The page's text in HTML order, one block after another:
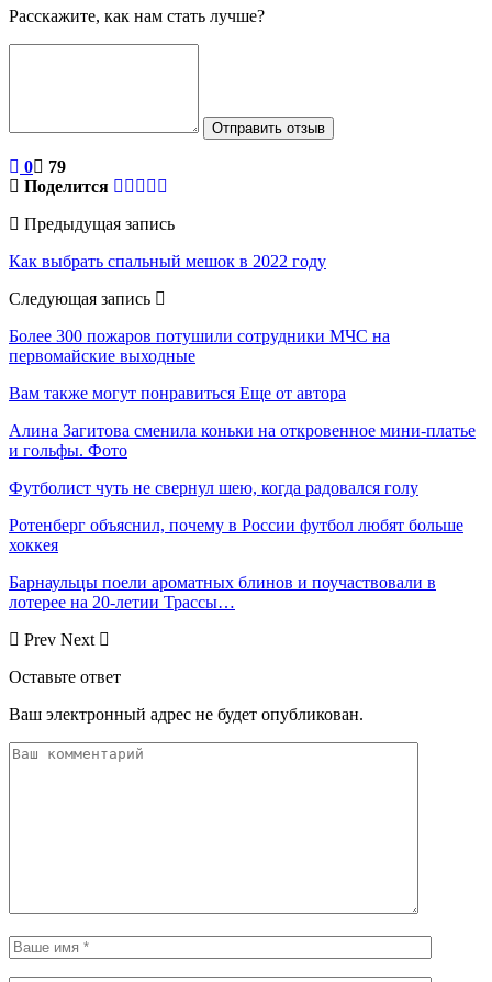
Расскажите, как нам стать лучше?
Отправить отзыв
0
79
Поделится
Предыдущая запись
Как выбрать спальный мешок в 2022 году
Следующая запись
Более 300 пожаров потушили сотрудники МЧС на
первомайские выходные
Вам также могут понравиться Еще от автора
Алина Загитова сменила коньки на откровенное мини-платье
и гольфы. Фото
Футболист чуть не свернул шею, когда радовался голу
Ротенберг объяснил, почему в России футбол любят больше
хоккея
Барнаульцы поели ароматных блинов и поучаствовали в
лотерее на 20-летии Трассы…
Prev Next
Оставьте ответ
Ваш электронный адрес не будет опубликован.